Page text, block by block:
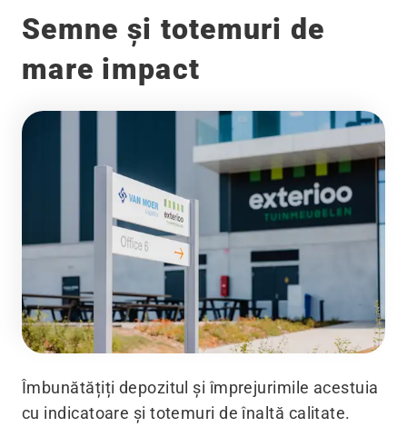
Semne și totemuri de
mare impact
Îmbunătățiți depozitul și împrejurimile acestuia
cu indicatoare și totemuri de înaltă calitate.